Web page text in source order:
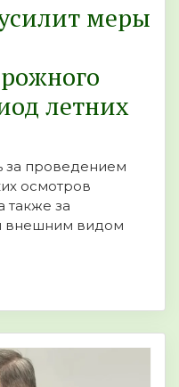
меры
летних
за проведением
осмотров
также за
внешним видом